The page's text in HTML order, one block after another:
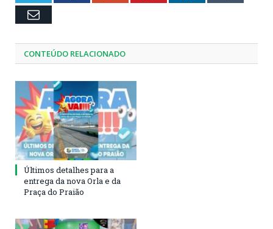
Email
CONTEÚDO RELACIONADO
Últimos detalhes para a
entrega da nova Orla e da
Praça do Praião